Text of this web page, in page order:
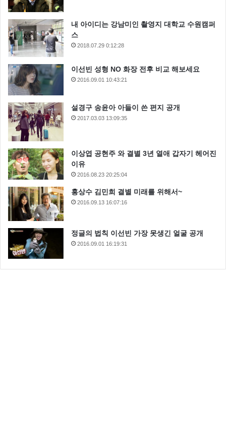
내 아이디는 강남미인 촬영지 대학교 수원캠퍼
스
2018.07.29 0:12:28
이선빈 성형 NO 화장 전후 비교 해보세요
2016.09.01 10:43:21
설경구 송윤아 아들이 쓴 편지 공개
2017.03.03 13:09:35
이상엽 공현주 와 결별 3년 열애 갑자기 헤어진
이유
2016.08.23 20:25:04
홍상수 김민희 결별 미래를 위해서~
2016.09.13 16:07:16
정글의 법칙 이선빈 가장 못생긴 얼굴 공개
2016.09.01 16:19:31